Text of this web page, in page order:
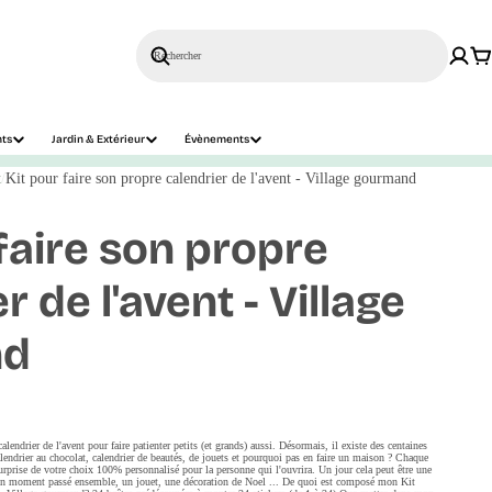
Jardin & Extérieur Évènements
Rechercher
Kit pour faire son propre calendrier de l'avent - Village gourmand
son propre
de l'avent - Village
de l'avent pour faire patienter petits (et grands) aussi. Désormais, il existe des centaines
au chocolat, calendrier de beautés, de jouets et pourquoi pas en faire un maison ? Chaque
de votre choix 100% personnalisé pour la personne qui l'ouvrira. Un jour cela peut être une
moment passé ensemble, un jouet, une décoration de Noel ... De quoi est composé mon Kit